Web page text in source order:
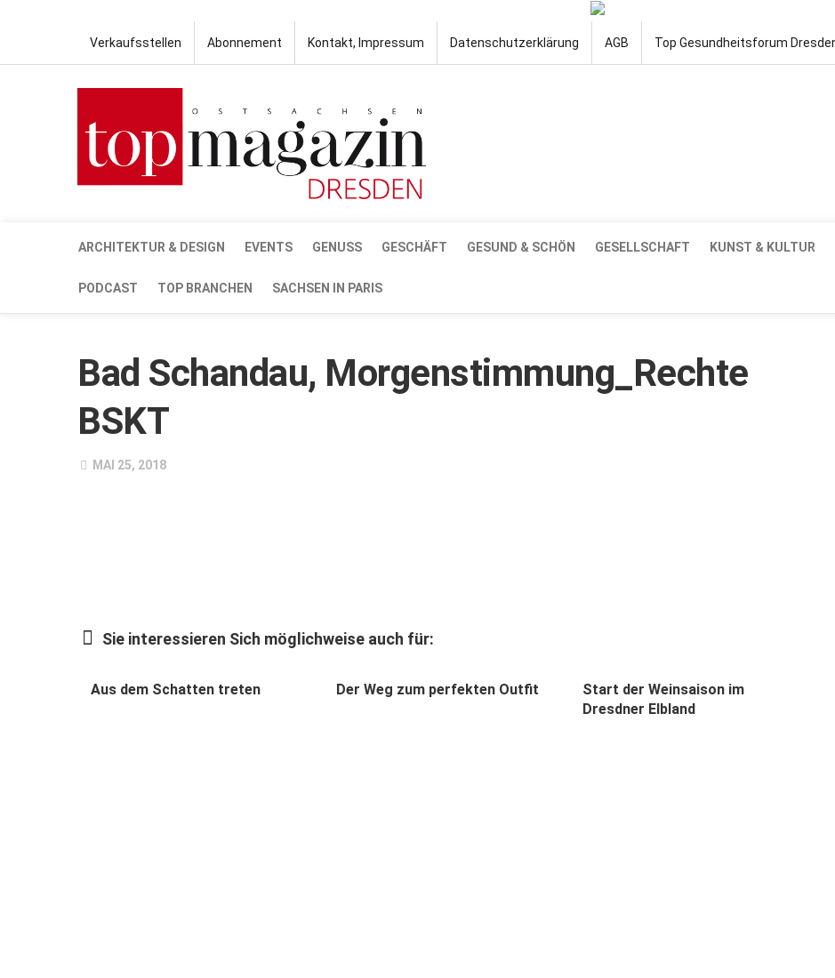
Verkaufsstellen Abonnement Kontakt, Impressum Datenschutzerklärung AGB Top Gesundheitsforum
ARCHITEKTUR & DESIGN EVENTS GENUSS GESCHÄFT GESUND & SCHÖN GESELLSCHAFT KUNST & KULTUR
PODCAST TOP BRANCHEN SACHSEN IN PARIS
Bad Schandau, Morgenstimmung_Rechte
BSKT
MAI 25, 2018
Sie interessieren Sich möglichweise auch für:
Aus dem Schatten treten Der Weg zum perfekten Outfit
Start der Weinsaison im
Dresdner Elbland